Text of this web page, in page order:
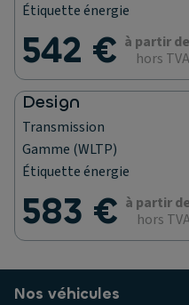
Étiquette énergie
542 € à partir de
hors TVA
Design
Transmission
Gamme (WLTP)
Étiquette énergie
583 € à partir de
hors
Nos véhicules